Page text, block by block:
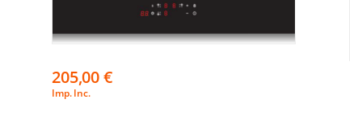
205,00€
Imp. Inc.